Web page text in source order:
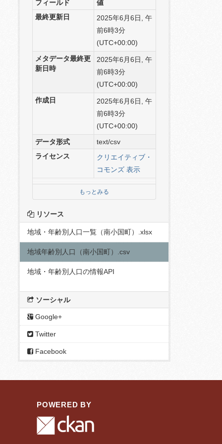
フィールド
値
最終更新日
2025年6月6日, 午
前6時3分
(UTC+00:00)
メタデータ最終更
新日時
2025年6月6日, 午
前6時3分
(UTC+00:00)
作成日
2025年6月6日, 午
前6時3分
(UTC+00:00)
データ形式
text/csv
ライセンス
クリエイティブ・
コモンズ 表示
もっとみる
リソース
地域・年齢別人口一覧（南小国町）.xlsx
地域年齢別人口（南小国町）.csv
地域・年齢別人口の情報API
ソーシャル
Google+
Twitter
Facebook
POWERED BY